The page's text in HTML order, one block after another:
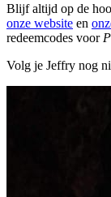
Blijf altijd op de
onze website en
redeemcodes voor
Volg je Jeffry nog